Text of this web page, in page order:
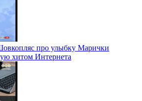
про улыбку Марички
хитом Интернета